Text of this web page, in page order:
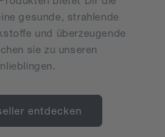
gesunde, strahlende
und überzeugende
sie zu unseren
entdecken